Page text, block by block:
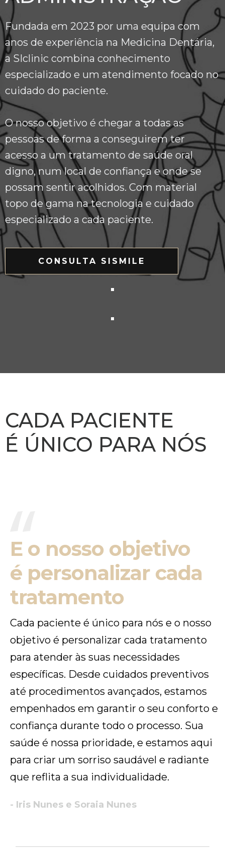
Fundada em 2023 por uma equipa com
anos de experiência na Medicina Dentária,
a SIclinic combina conhecimento
especializado e um atendimento focado no
cuidado do paciente.
O nosso objetivo é chegar a todas as
pessoas de forma a conseguirem ter
acesso a um tratamento de saúde oral
digno, num local de confiança e onde se
possam sentir acolhidos. Com material
topo de gama na tecnologia e cuidado
especializado a cada paciente.
CONSULTA SISMILE
CADA PACIENTE
É ÚNICO PARA NÓS
E o nosso objetivo
é personalizar cada
tratamento
Cada paciente é único para nós e o nosso
objetivo é personalizar cada tratamento
para atender às suas necessidades
específicas. Desde cuidados preventivos
até procedimentos avançados, estamos
empenhados em garantir o seu conforto e
confiança durante todo o processo. Sua
saúde é nossa prioridade, e estamos aqui
para criar um sorriso saudável e radiante
que reflita a sua individualidade.
- Iris Nunes e Soraia Nunes